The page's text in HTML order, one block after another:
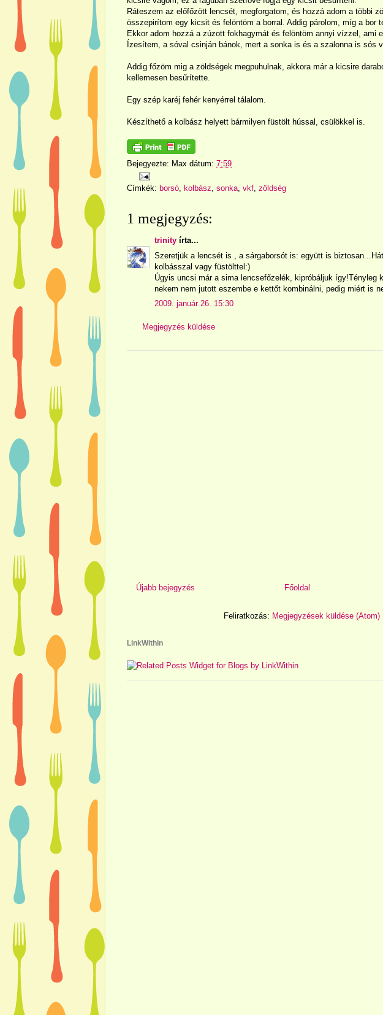
Ráteszem az előfőzött lencsét, megforgatom, és hozzá adom a többi
összepirítom egy kicsit és felöntöm a borral. Addig párolom, míg a bor
Ekkor adom hozzá a zúzott fokhagymát és felöntöm annyi vízzel, ami
Ízesítem, a sóval csinján bánok, mert a sonka is és a szalonna is sós
Addig főzöm mig a zöldségek megpuhulnak, akkora már a kicsire
kellemesen besűrítette.
Egy szép karéj fehér kenyérrel tálalom.
Készíthető a kolbász helyett bármilyen füstölt hússal, csülökkel is.
Bejegyezte: Max dátum: 7:59
Címkék: borsó, kolbász, sonka, vkf, zöldség
1 megjegyzés:
trinity írta...
Szeretjük a lencsét is , a sárgaborsót is: együtt is
kolbásszal vagy füstölttel:)
Úgyis uncsi már a sima lencsefőzelék, kipróbáljuk így!Tényleg
nekem nem jutott eszembe e kettőt kombinálni, pedig miért is
2009. január 26. 15:30
Megjegyzés küldése
Újabb bejegyzés Főoldal
Feliratkozás: Megjegyzések küldése (Atom)
LinkWithin